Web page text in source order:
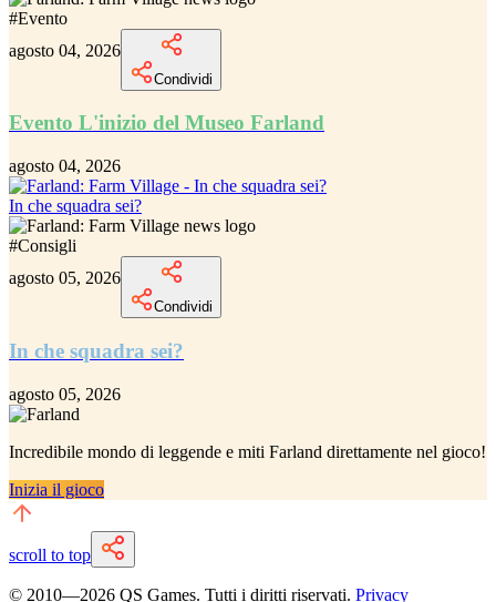
#Evento
agosto 04, 2026
Condividi
Evento L'inizio del Museo Farland
agosto 04, 2026
In che squadra sei?
#Consigli
agosto 05, 2026
Condividi
In che squadra sei?
agosto 05, 2026
Incredibile mondo di leggende e miti Farland direttamente nel gioco!
Inizia il gioco
scroll to top
© 2010—2026 QS Games. Tutti i diritti riservati. Privacy